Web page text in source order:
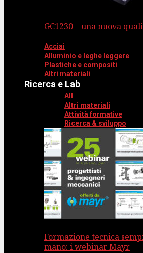
GC1230 – una nuova
Acciai
Alluminio e leghe leggere
Plastiche e compositi
Altri materiali
Ricerca e Lab
All
Altri materiali
Attività formative
Ricerca & sviluppo
Formazione tecnica
mano: i webinar Mayr